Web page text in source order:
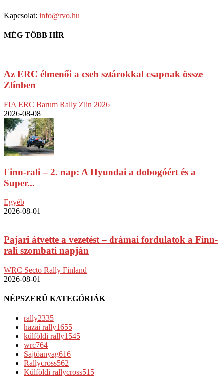
Kapcsolat: info@rvo.hu
MÉG TÖBB HÍR
Az ERC élmenői a cseh sztárokkal csapnak össze
Zlínben
FIA ERC Barum Rally Zlin 2026
2026-08-08
Finn-rali – 2. nap: A Hyundai a dobogóért és a
Super...
Egyéb
2026-08-01
Pajari átvette a vezetést – drámai fordulatok a Finn-
rali szombati napján
WRC Secto Rally Finland
2026-08-01
NÉPSZERŰ KATEGÓRIÁK
rally2335
hazai rally1655
külföldi rally1545
wrc764
Sajtóanyag616
Rallycross562
Külföldi rallycross515